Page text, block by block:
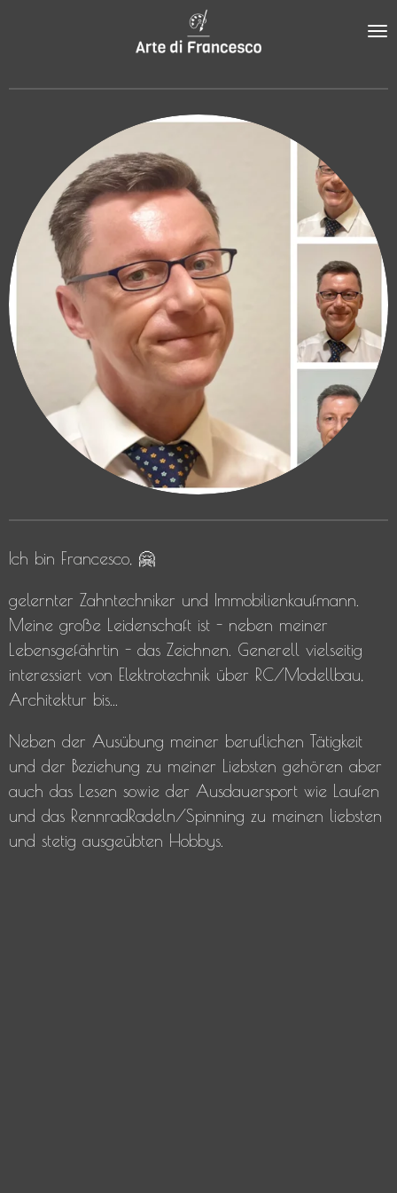
Ich bin Francesco, 🤗
gelernter Zahntechniker und Immobilienkaufmann.
Meine große Leidenschaft ist - neben meiner
Lebensgefährtin - das Zeichnen. Generell vielseitig
interessiert von Elektrotechnik über RC/Modellbau,
Architektur bis...
Neben der Ausübung meiner beruflichen Tätigkeit
und der Beziehung zu meiner Liebsten gehören aber
auch das Lesen sowie der Ausdauersport wie Laufen
und das RennradRadeln/Spinning zu meinen liebsten
und stetig ausgeübten Hobbys.